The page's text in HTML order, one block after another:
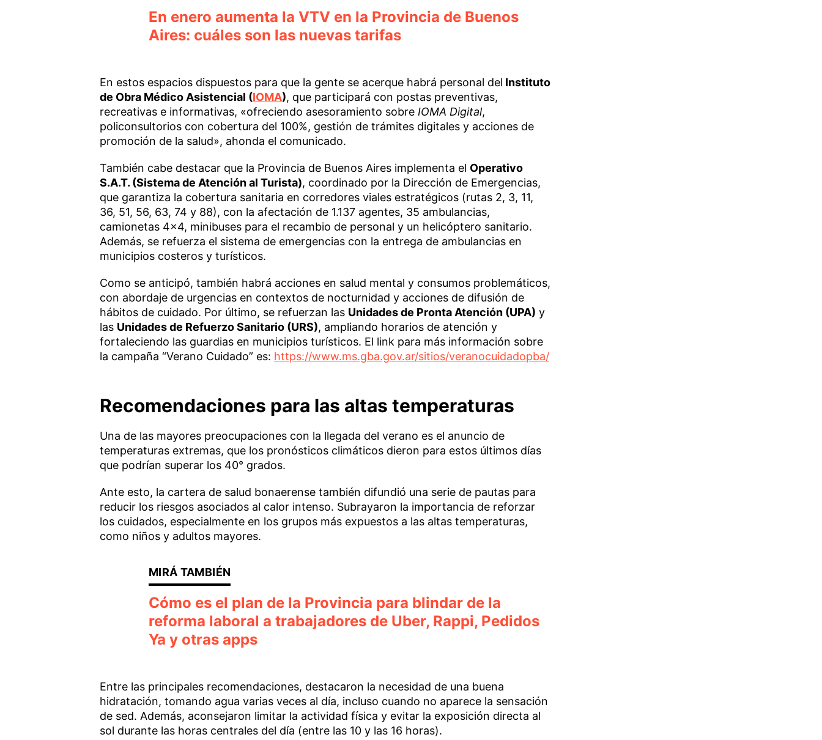
En enero aumenta la VTV en la Provincia de Buenos
Aires: cuáles son las nuevas tarifas
En estos espacios dispuestos para que la gente se acerque habrá personal del Instituto
de Obra Médico Asistencial (IOMA), que participará con postas preventivas,
recreativas e informativas, «ofreciendo asesoramiento sobre IOMA Digital,
policonsultorios con cobertura del 100%, gestión de trámites digitales y acciones de
promoción de la salud», ahonda el comunicado.
También cabe destacar que la Provincia de Buenos Aires implementa el Operativo
S.A.T. (Sistema de Atención al Turista), coordinado por la Dirección de Emergencias,
que garantiza la cobertura sanitaria en corredores viales estratégicos (rutas 2, 3, 11,
36, 51, 56, 63, 74 y 88), con la afectación de 1.137 agentes, 35 ambulancias,
camionetas 4×4, minibuses para el recambio de personal y un helicóptero sanitario.
Además, se refuerza el sistema de emergencias con la entrega de ambulancias en
municipios costeros y turísticos.
Como se anticipó, también habrá acciones en salud mental y consumos problemáticos,
con abordaje de urgencias en contextos de nocturnidad y acciones de difusión de
hábitos de cuidado. Por último, se refuerzan las Unidades de Pronta Atención (UPA) y
las Unidades de Refuerzo Sanitario (URS), ampliando horarios de atención y
fortaleciendo las guardias en municipios turísticos. El link para más información sobre
la campaña “Verano Cuidado” es: https://www.ms.gba.gov.ar/sitios/veranocuidadopba/
Recomendaciones para las altas temperaturas
Una de las mayores preocupaciones con la llegada del verano es el anuncio de
temperaturas extremas, que los pronósticos climáticos dieron para estos últimos días
que podrían superar los 40° grados.
Ante esto, la cartera de salud bonaerense también difundió una serie de pautas para
reducir los riesgos asociados al calor intenso. Subrayaron la importancia de reforzar
los cuidados, especialmente en los grupos más expuestos a las altas temperaturas,
como niños y adultos mayores.
Cómo es el plan de la Provincia para blindar de la
reforma laboral a trabajadores de Uber, Rappi, Pedidos
Ya y otras apps
Entre las principales recomendaciones, destacaron la necesidad de una buena
hidratación, tomando agua varias veces al día, incluso cuando no aparece la sensación
de sed. Además, aconsejaron limitar la actividad física y evitar la exposición directa al
sol durante las horas centrales del día (entre las 10 y las 16 horas).